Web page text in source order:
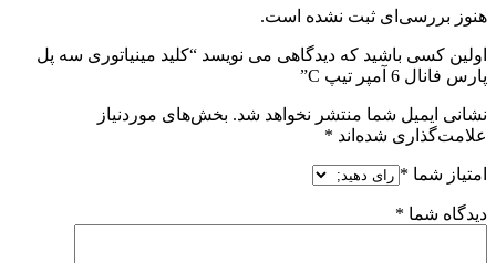
هنوز بررسی‌ای ثبت نشده است.
اولین کسی باشید که دیدگاهی می نویسد “کلید مینیاتوری سه پل
پارس فانال 6 آمپر تیپ C”
نشانی ایمیل شما منتشر نخواهد شد. بخش‌های موردنیاز
علامت‌گذاری شده‌اند *
امتیاز شما *
دیدگاه شما *